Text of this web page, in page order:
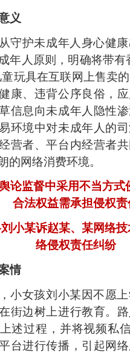
义
守护未成年人身心健
年人原则，明确将带有
童玩具在互联网上售卖
康、违背公序良俗，
信息向未成年人隐性
环境中对未成年人的
营者、平台内经营者共
的网络消费环境。
论监督中采用不当方式
合法权益需承担侵权责
小某诉赵某、某网络技
络侵权责任纠纷
情
小女孩刘小某因不愿
街边树上进行教育。
述过程，并将视频私
台进行传播，引起网